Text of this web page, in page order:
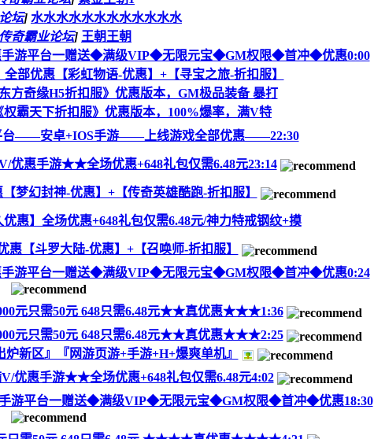
坛] 水水水水水水水水水水水水
奇霸业论坛] 王朝王朝
手游平台一赠送◆满级VIP◆无限元宝◆GM权限◆首冲◆优惠0:00
部优惠【彩虹物语-优惠】+【寻宝之旅-折扣服】
方奇缘H5折扣服》优惠版本，GM极品装备 暴打
权霸天下折扣服》优惠版本，100%爆率，满V特
——安卓+IOS手游——上线游戏全部优惠——22:30
惠手游★★全场优惠+648礼包仅需6.48元23:14
梦幻封神-优惠】+【传奇英雄酷跑-折扣服】
惠】全场优惠+648礼包仅需6.48元/神力特戒钢纹+摸
【斗罗大陆-优惠】+【召唤师-折扣服】
手游平台一赠送◆满级VIP◆无限元宝◆GM权限◆首冲◆优惠0:24
元只需50元 648只需6.48元★★真优惠★★★1:36
元只需50元 648只需6.48元★★真优惠★★★2:25
新区』『网游页游+手游+H+爆爽单机』
惠手游★★全场优惠+648礼包仅需6.48元4:02
手游平台一赠送◆满级VIP◆无限元宝◆GM权限◆首冲◆优惠18:30